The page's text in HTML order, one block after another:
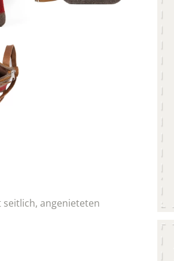
angenieteten